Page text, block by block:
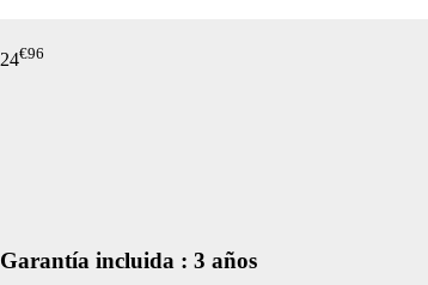
24€96
Garantía incluida : 3 años